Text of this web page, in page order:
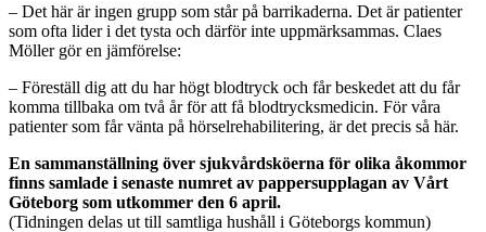
– Det här är ingen grupp som står på barrikaderna. Det är patienter
som ofta lider i det tysta och därför inte uppmärksammas. Claes
Möller gör en jämförelse:
– Föreställ dig att du har högt blodtryck och får beskedet att du får
komma tillbaka om två år för att få blodtrycksmedicin. För våra
patienter som får vänta på hörselrehabilitering, är det precis så här.
En sammanställning över sjukvårdsköerna för olika åkommor
finns samlade i senaste numret av pappersupplagan av Vårt
Göteborg som utkommer den 6 april.
(Tidningen delas ut till samtliga hushåll i Göteborgs kommun)